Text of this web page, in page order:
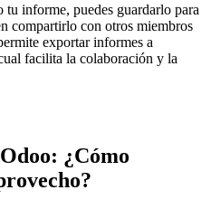
tu informe, puedes guardarlo para
compartirlo con otros miembros
exportar informes a
facilita la colaboración y la
¿Cómo